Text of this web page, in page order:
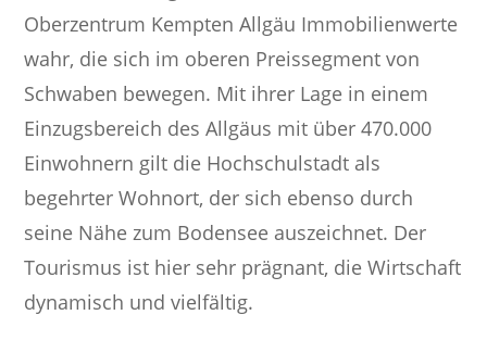
Oberzentrum Kempten Allgäu Immobilienwerte
wahr, die sich im oberen Preissegment von
Schwaben bewegen. Mit ihrer Lage in einem
Einzugsbereich des Allgäus mit über 470.000
Einwohnern gilt die Hochschulstadt als
begehrter Wohnort, der sich ebenso durch
seine Nähe zum Bodensee auszeichnet. Der
Tourismus ist hier sehr prägnant, die Wirtschaft
dynamisch und vielfältig.